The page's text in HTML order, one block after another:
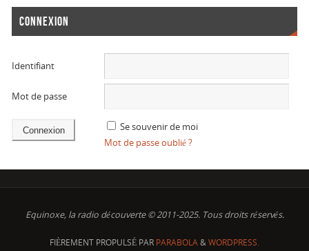
CONNEXION
Identifiant
Mot de passe
Se souvenir de moi
Mot de passe oublié ?
Equinoxe, la radio découverte © 2011-2025. Tous droits réservés.
FIÈREMENT PROPULSÉ PAR PARABOLA&WORDPRESS.